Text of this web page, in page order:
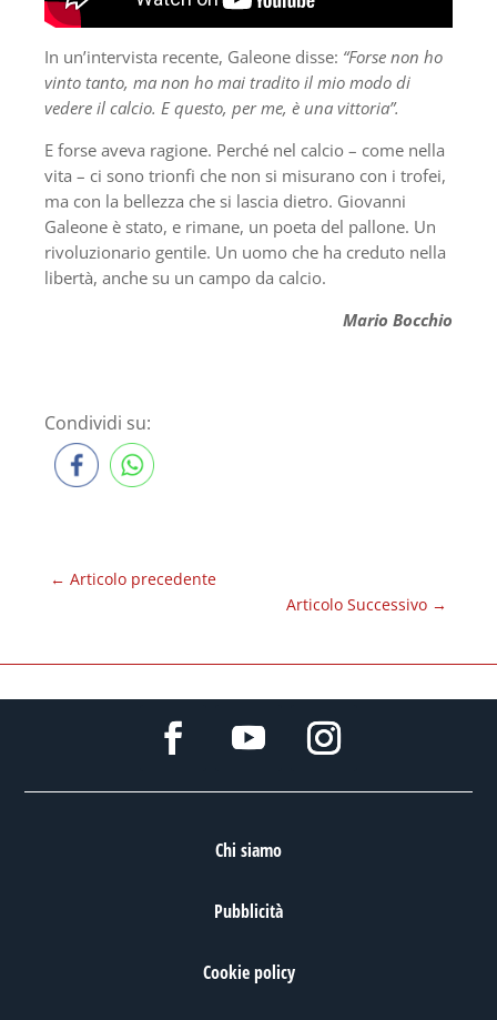
In un’intervista recente, Galeone disse: “Forse non ho
vinto tanto, ma non ho mai tradito il mio modo di
vedere il calcio. E questo, per me, è una vittoria”.
E forse aveva ragione. Perché nel calcio – come nella
vita – ci sono trionfi che non si misurano con i trofei,
ma con la bellezza che si lascia dietro. Giovanni
Galeone è stato, e rimane, un poeta del pallone. Un
rivoluzionario gentile. Un uomo che ha creduto nella
libertà, anche su un campo da calcio.
Mario Bocchio
Condividi su:
← Articolo precedente
Articolo Successivo →
Chi siamo
Pubblicità
Cookie policy